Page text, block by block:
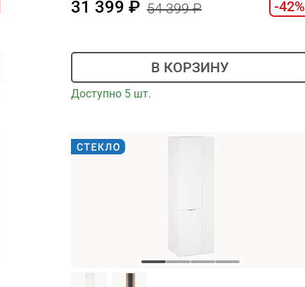
31 399 54 399 -42%
В КОРЗИНУ
Доступно 5 шт.